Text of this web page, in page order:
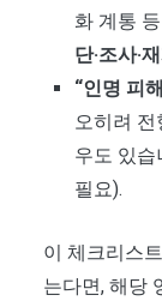
화 계통
단·조사·
“인명 피
오히려
우도 있습
필요).
이 체크리스
는다면, 해당